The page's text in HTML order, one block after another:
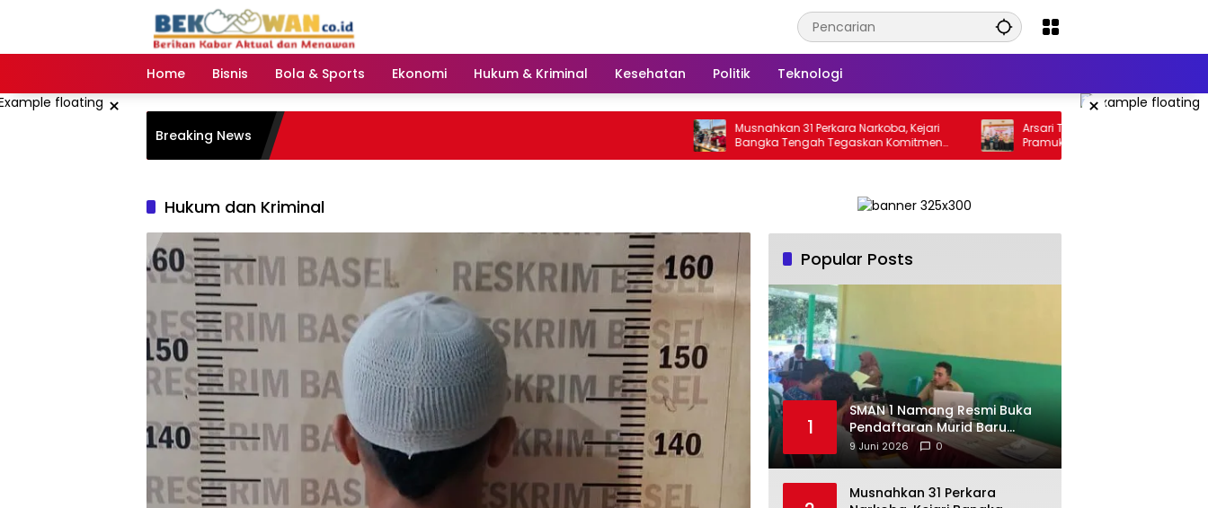
Home
Bisnis Bola & Sports Ekonomi Hukum & Kriminal Kesehatan Politik Teknologi
× ×
Breaking News
Musnahkan 31 Perkara Narkoba, Kejari
Bangka Tengah Tegaskan Komitmen
Berantas Kejahatan Hingga Tuntas
Arsari Tambang Dukung Kontingen
Pramuka Babel ke Jamnas XII, Kwarda:
Sinergi Cetak Generasi Berkarakter
Hukum dan Kriminal
Popular Posts
1
SMAN 1 Namang Resmi Buka
Pendaftaran Murid Baru
2026/2027
9 Juni 2026 0
Musnahkan 31 Perkara